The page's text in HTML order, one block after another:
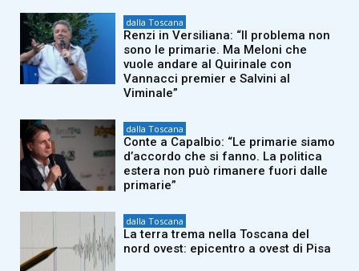
dalla Toscana
Renzi in Versiliana: “Il problema non
sono le primarie. Ma Meloni che
vuole andare al Quirinale con
Vannacci premier e Salvini al
Viminale”
dalla Toscana
Conte a Capalbio: “Le primarie siamo
d’accordo che si fanno. La politica
estera non può rimanere fuori dalle
primarie”
dalla Toscana
La terra trema nella Toscana del
nord ovest: epicentro a ovest di Pisa